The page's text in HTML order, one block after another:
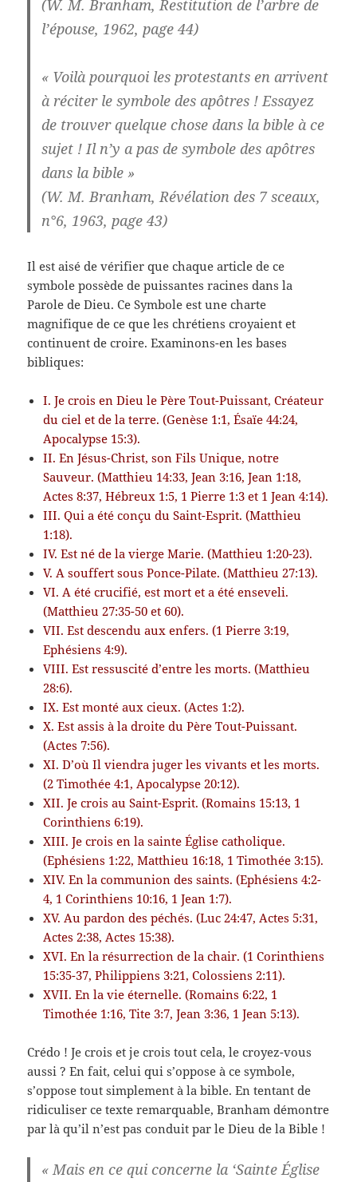
(W. M. Branham, Restitution de l’arbre de
l’épouse, 1962, page 44)
« Voilà pourquoi les protestants en arrivent
à réciter le symbole des apôtres ! Essayez
de trouver quelque chose dans la bible à ce
sujet ! Il n’y a pas de symbole des apôtres
dans la bible »
(W. M. Branham, Révélation des 7 sceaux,
n°6, 1963, page 43)
Il est aisé de vérifier que chaque article de ce
symbole possède de puissantes racines dans la
Parole de Dieu. Ce Symbole est une charte
magnifique de ce que les chrétiens croyaient et
continuent de croire. Examinons-en les bases
bibliques:
I. Je crois en Dieu le Père Tout-Puissant, Créateur
du ciel et de la terre. (Genèse 1:1, Ésaïe 44:24,
Apocalypse 15:3).
II. En Jésus-Christ, son Fils Unique, notre
Sauveur. (Matthieu 14:33, Jean 3:16, Jean 1:18,
Actes 8:37, Hébreux 1:5, 1 Pierre 1:3 et 1 Jean 4:14).
III. Qui a été conçu du Saint-Esprit. (Matthieu
1:18).
IV. Est né de la vierge Marie. (Matthieu 1:20-23).
V. A souffert sous Ponce-Pilate. (Matthieu 27:13).
VI. A été crucifié, est mort et a été enseveli.
(Matthieu 27:35-50 et 60).
VII. Est descendu aux enfers. (1 Pierre 3:19,
Ephésiens 4:9).
VIII. Est ressuscité d’entre les morts. (Matthieu
28:6).
IX. Est monté aux cieux. (Actes 1:2).
X. Est assis à la droite du Père Tout-Puissant.
(Actes 7:56).
XI. D’où Il viendra juger les vivants et les morts.
(2 Timothée 4:1, Apocalypse 20:12).
XII. Je crois au Saint-Esprit. (Romains 15:13, 1
Corinthiens 6:19).
XIII. Je crois en la sainte Église catholique.
(Ephésiens 1:22, Matthieu 16:18, 1 Timothée 3:15).
XIV. En la communion des saints. (Ephésiens 4:2-
4, 1 Corinthiens 10:16, 1 Jean 1:7).
XV. Au pardon des péchés. (Luc 24:47, Actes 5:31,
Actes 2:38, Actes 15:38).
XVI. En la résurrection de la chair. (1 Corinthiens
15:35-37, Philippiens 3:21, Colossiens 2:11).
XVII. En la vie éternelle. (Romains 6:22, 1
Timothée 1:16, Tite 3:7, Jean 3:36, 1 Jean 5:13).
Crédo ! Je crois et je crois tout cela, le croyez-vous
aussi ? En fait, celui qui s’oppose à ce symbole,
s’oppose tout simplement à la bible. En tentant de
ridiculiser ce texte remarquable, Branham démontre
par là qu’il n’est pas conduit par le Dieu de la Bible !
« Mais en ce qui concerne la ‘Sainte Église